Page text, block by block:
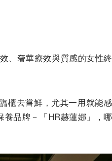
、奢華療效與質感的女性
櫃去嘗鮮，尤其一用就能
品牌－「HR赫蓮娜」，